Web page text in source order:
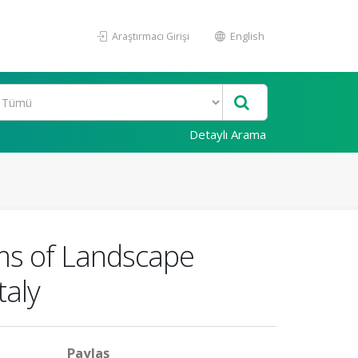
Araştırmacı Girişi English
Detaylı Arama
of Landscape
Paylaş